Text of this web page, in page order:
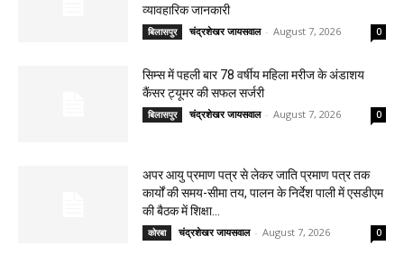
व्यावहारिक जानकारी
बिलासपुर चंद्रशेखर जायसवाल - August 7, 2026 0
सिम्स में पहली बार 78 वर्षीय महिला मरीज के अंडाशय
कैंसर ट्यूमर की सफल सर्जरी
बिलासपुर चंद्रशेखर जायसवाल - August 7, 2026 0
अपर आयु प्रमाण पत्र से लेकर जाति प्रमाण पत्र तक
कार्यों की समय-सीमा तय, पालन के निर्देश पाली में एसडीएम
की बैठक में शिक्षा...
कोरबा चंद्रशेखर जायसवाल - August 7, 2026 0